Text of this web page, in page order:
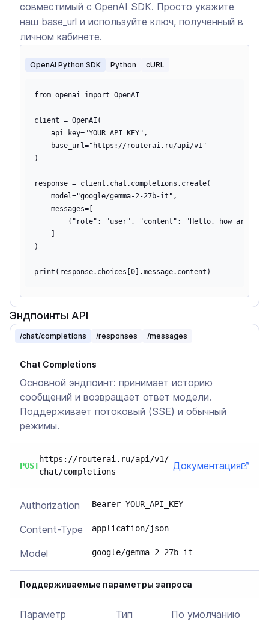
совместимый с OpenAI SDK. Просто укажите
наш base_url и используйте ключ, полученный в
личном кабинете.
OpenAI Python SDK Python cURL
from openai import OpenAI
client = OpenAI(
    api_key="YOUR_API_KEY",
    base_url="https://routerai.ru/api/v1"
)
response = client.chat.completions.create(
    model="google/gemma-2-27b-it",
    messages=[
{"role": "user", "content": "Hello, how are
)
Эндпоинты API
/chat/completions /responses /messages
Chat Completions
Основной эндпоинт: принимает историю
сообщений и возвращает ответ модели.
Поддерживает потоковый (SSE) и обычный
режимы.
POST
https://routerai.ru/api/v1/
chat/completions
Документация
Authorization Bearer YOUR_API_KEY
Content-Type application/json
Model google/gemma-2-27b-it
Поддерживаемые параметры запроса
Параметр Тип По умолчанию